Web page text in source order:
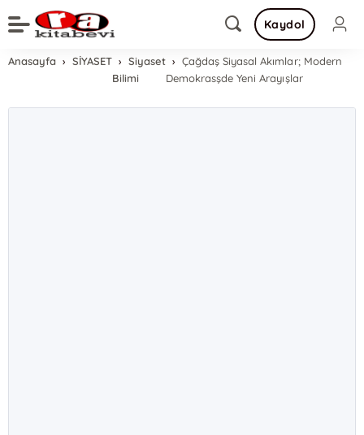
Kaydol
Anasayfa SİYASET
Siyaset
Bilimi
Çağdaş Siyasal Akımlar; Modern
Demokrasşde Yeni Arayışlar